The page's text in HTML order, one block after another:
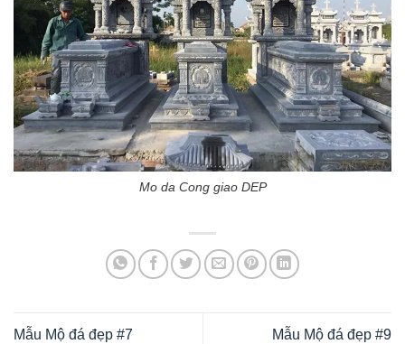
Mo da Cong giao DEP
Mẫu Mộ đá đẹp #7 Mẫu Mộ đá đẹp #9